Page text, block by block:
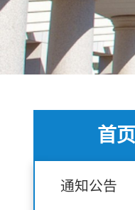
首页
通知公告